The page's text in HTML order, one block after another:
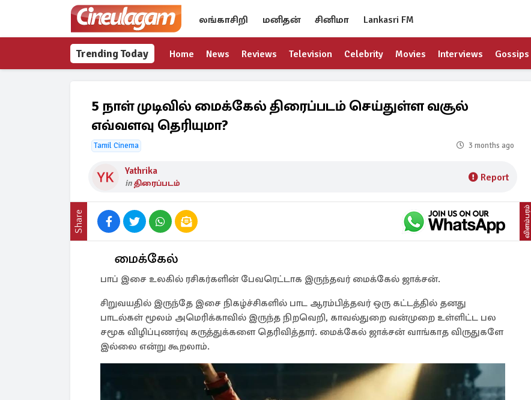
லங்காசிறி மனிதன் சினிமா Lankasri FM
Trending Today Home News Reviews Television Celebrity Movies Interviews Gossips
5 நாள் முடிவில் மைக்கேல் திரைப்படம் செய்துள்ள வசூல்
எவ்வளவு தெரியுமா?
Tamil Cinema 3 months ago
Yathrika
inதிரைப்படம் Report
Share விளம்பரம்
மைக்கேல்
பாப் இசை உலகில் ரசிகர்களின் பேவரெட்டாக இருந்தவர் மைக்கேல் ஜாக்சன்.
சிறுவயதில் இருந்தே இசை நிகழ்ச்சிகளில் பாட ஆரம்பித்தவர் ஒரு கட்டத்தில் தனது
பாடல்கள் மூலம் அமெரிக்காவில் இருந்த நிறவெறி, காவல்துறை வன்முறை உள்ளிட்ட பல
சமூக விழிப்புணர்வு கருத்துக்களை தெரிவித்தார். மைக்கேல் ஜாக்சன் வாங்காத விருதுகளே
இல்லை என்று கூறலாம்.